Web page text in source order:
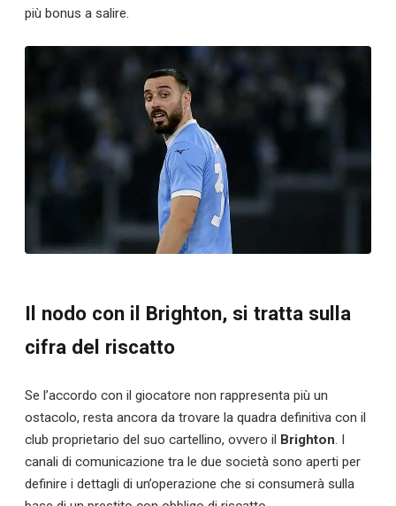
più bonus a salire.
Il nodo con il Brighton, si tratta sulla
cifra del riscatto
Se l’accordo con il giocatore non rappresenta più un
ostacolo, resta ancora da trovare la quadra definitiva con il
club proprietario del suo cartellino, ovvero il Brighton. I
canali di comunicazione tra le due società sono aperti per
definire i dettagli di un’operazione che si consumerà sulla